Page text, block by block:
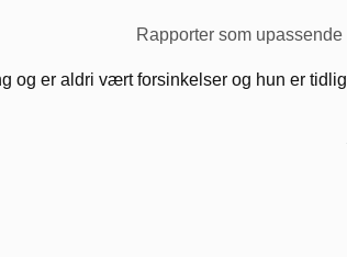
Rapporter som upassende
og er aldri vært forsinkelser og hun er tidlig